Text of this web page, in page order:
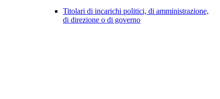
Titolari di incarichi politici, di amministrazione,
di direzione o di governo